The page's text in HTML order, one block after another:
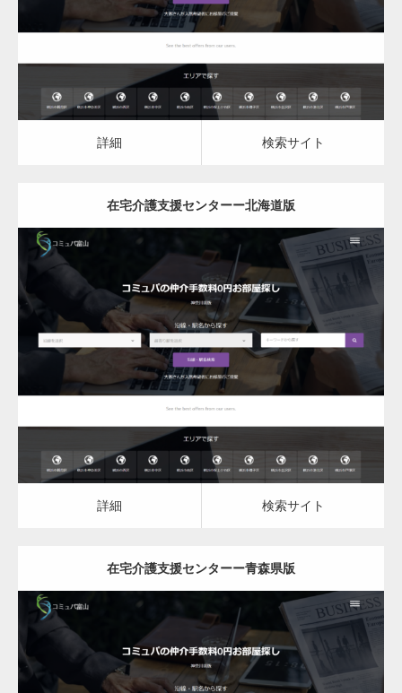
詳細 検索サイト
詳細 検索サイト
在宅介護支援センターー北海道版
更新日： 2023.03.10
在宅介護支援センター
詳細 検索サイト
詳細 検索サイト
在宅介護支援センターー青森県版
更新日： 2023.03.10